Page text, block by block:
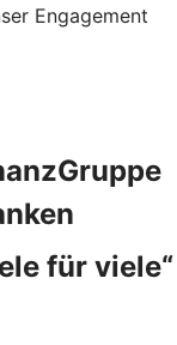
Engagement
für viele“